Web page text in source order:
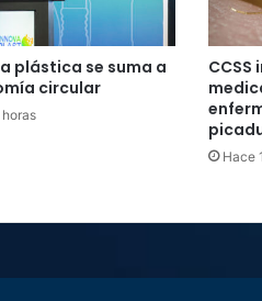
plástica se suma a
circular
Hace